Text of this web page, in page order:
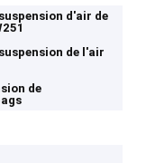
d'air de
de l'air
de